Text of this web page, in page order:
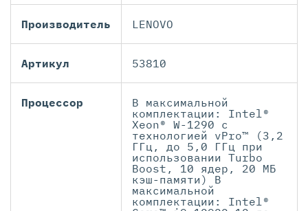
Производитель LENOVO
Артикул 53810
Процессор
В максимальной
комплектации: Intel®
Xeon® W-1290 с
технологией vPro™ (3,2
ГГц, до 5,0 ГГц при
использовании Turbo
Boost, 10 ядер, 20 МБ
кэш-памяти) В
максимальной
комплектации: Intel®